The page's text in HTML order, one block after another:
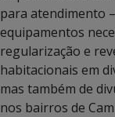
para atendimento
equipamentos
regularização e
habitacionais em
mas também de
nos bairros de